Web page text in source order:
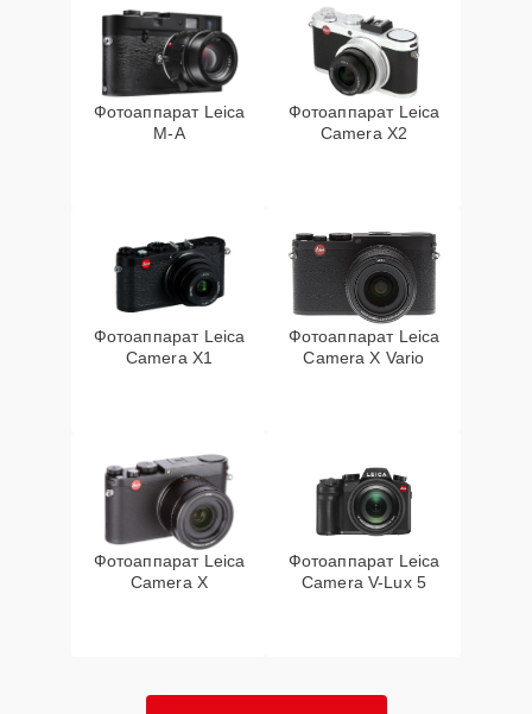
Фотоаппарат Leica
M-A
Фотоаппарат Leica
Camera X2
Фотоаппарат Leica
Camera X1
Фотоаппарат Leica
Camera X Vario
Фотоаппарат Leica
Camera X
Фотоаппарат Leica
Camera V-Lux 5